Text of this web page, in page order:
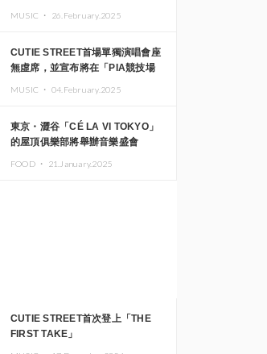
MUSIC ・ 26.February.2025
CUTIE STREET首場單獨演唱會座
無虛席，並宣布將在「PIA競技場
MUSIC ・ 04.February.2025
東京・澀谷「CÉ LA VI TOKYO」
的屋頂俱樂部將舉辦音樂盛會
FOOD ・ 21.January.2025
CUTIE STREET首次登上「THE
FIRST TAKE」